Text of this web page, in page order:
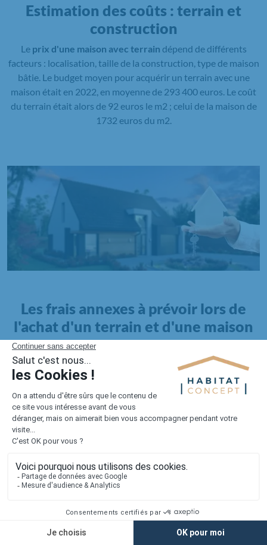
Estimation des coûts : terrain et
construction
Le prix d'une maison avec terrain dépend de différents
facteurs : localisation, taille de la construction, type de maison
bâtie. Le budget moyen pour acquérir un terrain avec une
maison était en 2022, en moyenne de 293 400 euros. Le coût
du terrain était alors de 92 euros le m2 ; celui de la maison de
1732 euros du m2.
Les frais annexes à prévoir lors de
l'achat d'un terrain et d'une maison
Il faut également intégrer à votre budget, les
pour la maison. Outre l'achat du terrain et la construction, il
faut prendre en compte la viabilisation si elle n'est pas
proposée par le constructeur. Les frais de raccordements et les
taxes éventuelles coûtent entre 5 000 et 15 000 euros selon la
localisation du terrain et son accès.
Quant auxfrais de notaire
Lorsque vous vous tournez vers une maison existante, il sera
nécessaire de faire des travaux de rénovation. Ceux-ci sont
souvent coûteux et doivent être ajoutés au prix de l'achat